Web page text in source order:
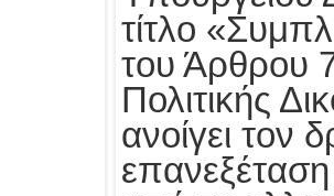
τίτλο
του Άρθρου
Πολιτικής
ανοίγει τον